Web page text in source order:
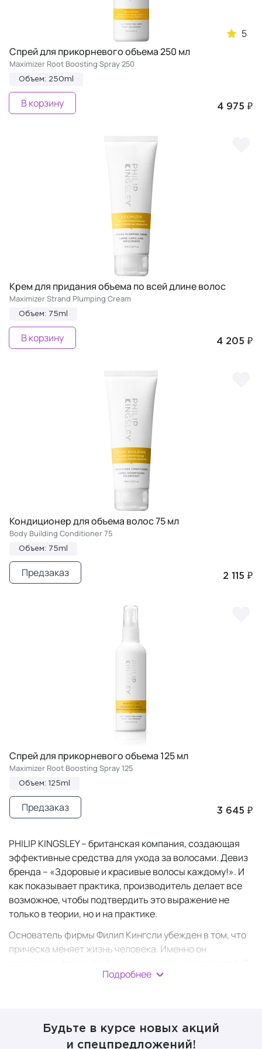
5
Спрей для прикорневого объема 250 мл
Maximizer Root Boosting Spray 250
Объем: 250ml
4 975 ₽
В корзину
Крем для придания объема по всей длине волос
Maximizer Strand Plumping Cream
Объем: 75ml
4 205 ₽
В корзину
Кондиционер для объема волос 75 мл
Body Building Conditioner 75
Объем: 75ml
2 115 ₽
Предзаказ
Спрей для прикорневого объема 125 мл
Maximizer Root Boosting Spray 125
Объем: 125ml
3 645 ₽
Предзаказ
PHILIP KINGSLEY – британская компания, создающая
эффективные средства для ухода за волосами. Девиз
бренда – «Здоровые и красивые волосы каждому!». И
как показывает практика, производитель делает все
возможное, чтобы подтвердить это выражение не
только в теории, но и на практике.
Основатель фирмы Филип Кингсли убежден в том, что
прическа меняет жизнь человека. Именно он
английского языка она переводится просто: «день
В 1968 году Филип основал флагманскую клинику в
Британии, а еще через 9 лет – в США. Компанию Филип
Подробнее
Будьте в курсе новых акций
и спецпредложений!